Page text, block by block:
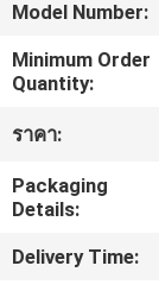
เกี่ยว
กับ
เรา
ทัวร์
Model Number:
Minimum Order
Quantity:
ราคา:
Packaging
Details:
Delivery Time: